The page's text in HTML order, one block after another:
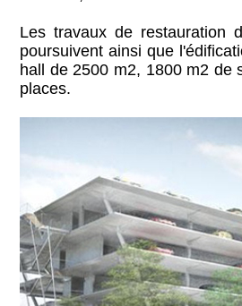
Les travaux de restauration
poursuivent ainsi que
hall de 2500 m2, 1800 m2 de
places.